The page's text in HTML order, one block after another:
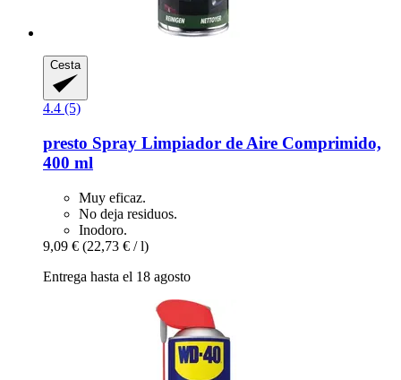
Cesta
4.4 (5)
presto Spray Limpiador de Aire Comprimido,
400 ml
Muy eficaz.
No deja residuos.
Inodoro.
9,09 € (22,73 € / l)
Entrega hasta el 18 agosto